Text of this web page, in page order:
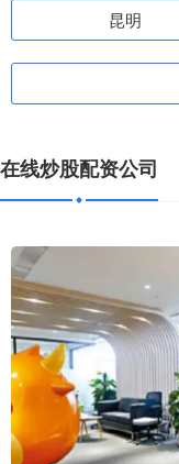
昆明
在线炒股配资公司